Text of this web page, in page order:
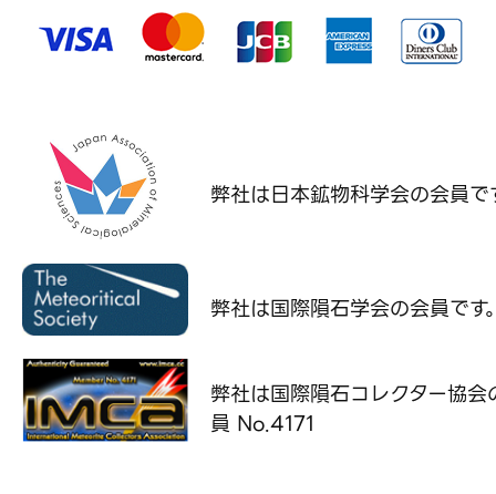
弊社は日本鉱物科学会の会員で
弊社は国際隕石学会の会員です
弊社は国際隕石コレクター協会
員 No.4171